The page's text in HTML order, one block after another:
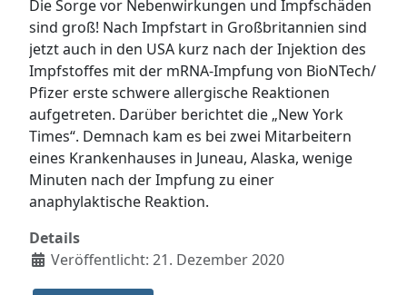
Die Sorge vor Nebenwirkungen und Impfschäden
sind groß! Nach Impfstart in Großbritannien sind
jetzt auch in den USA kurz nach der Injektion des
Impfstoffes mit der mRNA-Impfung von BioNTech/
Pfizer erste schwere allergische Reaktionen
aufgetreten. Darüber berichtet die „New York
Times“. Demnach kam es bei zwei Mitarbeitern
eines Krankenhauses in Juneau, Alaska, wenige
Minuten nach der Impfung zu einer
anaphylaktische Reaktion.
Details
Veröffentlicht: 21. Dezember 2020